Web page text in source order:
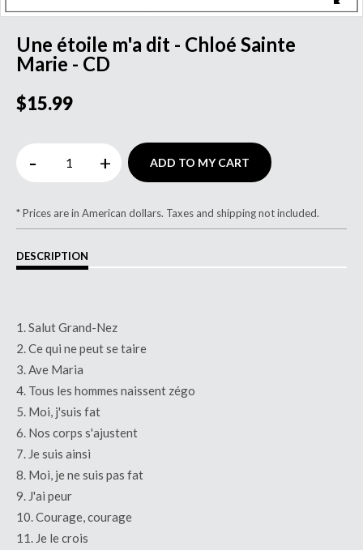
Une étoile m'a dit - Chloé Sainte
Marie - CD
$15.99
- + ADD TO MY CART
* Prices are in American dollars. Taxes and shipping not included.
DESCRIPTION
1. Salut Grand-Nez
2. Ce qui ne peut se taire
3. Ave Maria
4. Tous les hommes naissent zégo
5. Moi, j'suis fat
6. Nos corps s'ajustent
7. Je suis ainsi
8. Moi, je ne suis pas fat
9. J'ai peur
10. Courage, courage
11. Je le crois